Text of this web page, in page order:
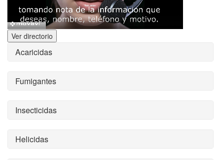
Ver directorio
Acaricidas
Fumigantes
Insecticidas
Helicidas